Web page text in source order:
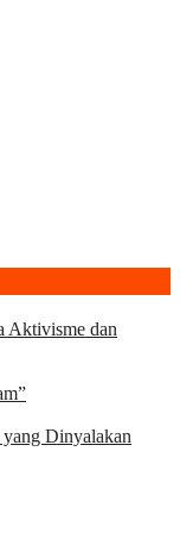
Aktivisme dan
Dinyalakan